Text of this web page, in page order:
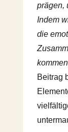
prägen,
Indem
die
Beitrag